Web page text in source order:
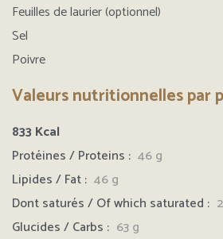
Feuilles de laurier (optionnel)
Sel
Poivre
Valeurs nutritionnelles par
833 Kcal
Protéines / Proteins : 46 g
Lipides / Fat : 46g
Dont saturés / Of which saturated :
Glucides / Carbs : 63 g